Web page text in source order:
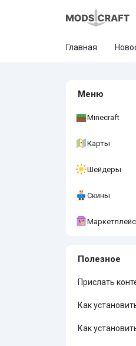
Главная
Меню
Minecraft
Карты
Шейдеры
Скины
Маркетплейс
Полезное
Прислать
Как
Как